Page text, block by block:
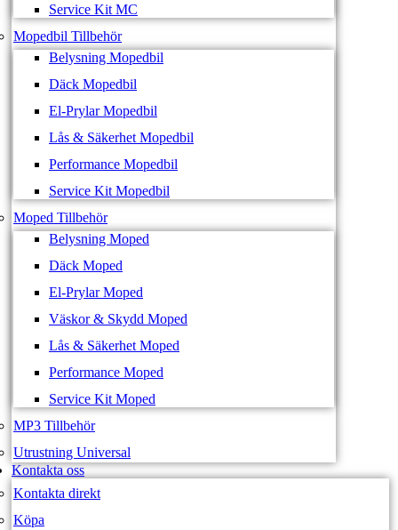
Service Kit MC
Mopedbil Tillbehör
Belysning Mopedbil
Däck Mopedbil
El-Prylar Mopedbil
Lås & Säkerhet Mopedbil
Performance Mopedbil
Service Kit Mopedbil
Moped Tillbehör
Belysning Moped
Däck Moped
El-Prylar Moped
Väskor & Skydd Moped
Lås & Säkerhet Moped
Performance Moped
Service Kit Moped
MP3 Tillbehör
Utrustning Universal
Kontakta oss
Kontakta direkt
Köpa